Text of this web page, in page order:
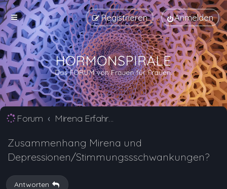
Anmelden
Registrieren
Forum Mirena Erfahrungsberichte und Nebenwirkungen
Zusammenhang Mirena und
Depressionen/Stimmungssschwankungen?
Antworten